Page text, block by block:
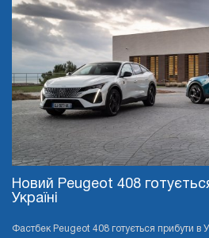
Новий Peugeot 408
Україні
Фастбек Peugeot 408 готується прибути в